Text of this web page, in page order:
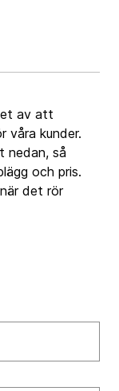
av att
våra kunder.
nedan, så
och pris.
det rör